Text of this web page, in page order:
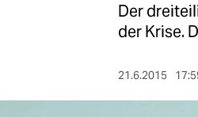
Der
der Krise.
21.6.2015